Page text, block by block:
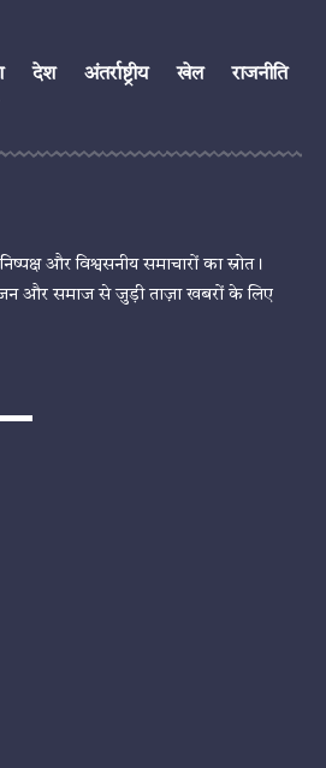
देश अंतर्राष्ट्रीय खेल
राजनीति
और विश्वसनीय समाचारों का स्रोत।
और समाज से जुड़ी ताज़ा खबरों के लिए